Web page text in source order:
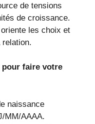
de tensions
de croissance.
les choix et
pour faire votre
naissance
MM/AAAA.